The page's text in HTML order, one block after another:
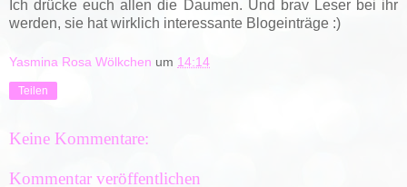
Ich drücke euch allen die Daumen. Und brav Leser bei ihr
werden, sie hat wirklich interessante Blogeinträge :)
Yasmina Rosa Wölkchen um 14:14
Teilen
Keine Kommentare:
Kommentar veröffentlichen